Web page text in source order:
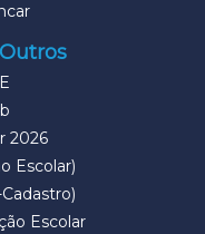
2026
Escolar)
Escolar